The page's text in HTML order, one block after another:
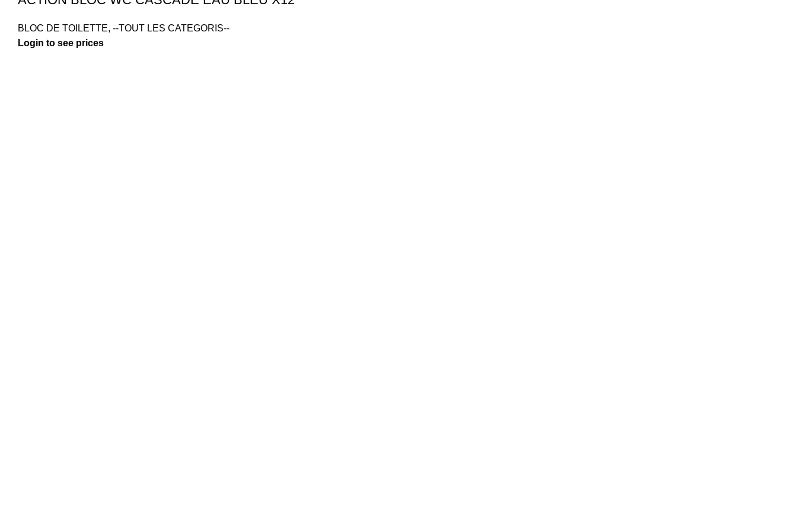
BLOC DE TOILETTE, --TOUT LES CATEGORIS--
Login to see prices